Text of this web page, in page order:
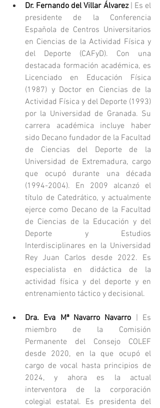
Dr. Fernando del Villar Álvarez | Es el
presidente de la Conferencia
Española de Centros Universitarios
en Ciencias de la Actividad Física y
del Deporte (CAFyD). Con una
destacada formación académica, es
Licenciado en Educación Física
(1987) y Doctor en Ciencias de la
Actividad Física y del Deporte (1993)
por la Universidad de Granada. Su
carrera académica incluye haber
sido Decano fundador de la Facultad
de Ciencias del Deporte de la
Universidad de Extremadura, cargo
que ocupó durante una década
(1994-2004). En 2009 alcanzó el
título de Catedrático, y actualmente
ejerce como Decano de la Facultad
de Ciencias de la Educación y del
Deporte y Estudios
Interdisciplinares en la Universidad
Rey Juan Carlos desde 2022. Es
especialista en didáctica de la
actividad física y del deporte y en
entrenamiento táctico y decisional.
Dra. Eva Mª Navarro Navarro | Es
miembro de la Comisión
Permanente del Consejo COLEF
desde 2020, en la que ocupó el
cargo de vocal hasta principios de
2024, y ahora es la actual
interventora de la corporación
colegial estatal. Es presidenta del